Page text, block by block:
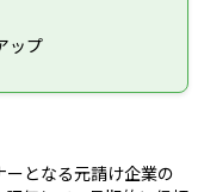
ップ
となる元請け企業の